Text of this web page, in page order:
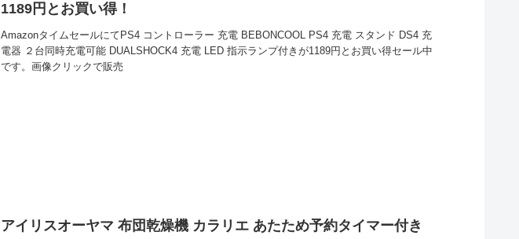
1189円とお買い得！
AmazonタイムセールにてPS4 コントローラー 充電 BEBONCOOL PS4 充電 スタンド DS4 充
電器 ２台同時充電可能 DUALSHOCK4 充電 LED 指示ランプ付きが1189円とお買い得セール中
です。画像クリックで販売
アイリスオーヤマ 布団乾燥機 カラリエ あたため予約タイマー付き